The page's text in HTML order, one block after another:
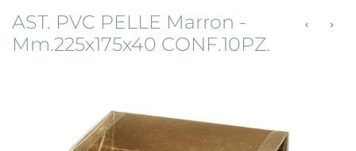
AST. PVC PELLE Marron -
Mm.225x175x40 CONF.10PZ.